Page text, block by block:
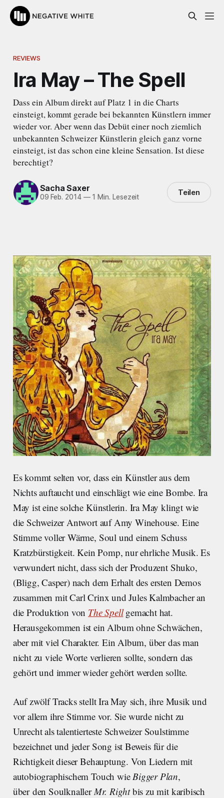
REVIEWS
Ira May – The Spell
Dass ein Album direkt auf Platz 1 in die Charts
einsteigt, kommt gerade bei bekannten Künstlern immer
wieder vor. Aber wenn das Debüt einer noch ziemlich
unbekannten Schweizer Künstlerin gleich ganz vorne
einsteigt, ist das schon eine kleine Sensation. Ist diese
berechtigt?
Sacha Saxer
09 Feb. 2014 —1 Min. Lesezeit Teilen
Es kommt selten vor, dass ein Künstler aus dem
Nichts auftaucht und einschlägt wie eine Bombe. Ira
May ist eine solche Künstlerin. Ira May klingt wie
die Schweizer Antwort auf Amy Winehouse. Eine
Stimme voller Wärme, Soul und einem Schuss
Kratzbürstigkeit. Kein Pomp, nur ehrliche Musik. Es
verwundert nicht, dass sich der Produzent Shuko,
(Bligg, Casper) nach dem Erhalt des ersten Demos
zusammen mit Carl Crinx und Jules Kalmbacher an
die Produktion von The Spellgemacht hat.
Herausgekommen ist ein Album ohne Schwächen,
aber mit viel Charakter. Ein Album, über das man
nicht zu viele Worte verlieren sollte, sondern das
gehört und immer wieder gehört werden sollte.
Auf zwölf Tracks stellt Ira May sich, ihre Musik und
vor allem ihre Stimme vor. Sie wurde nicht zu
Unrecht als talentierteste Schweizer Soulstimme
bezeichnet und jeder Song ist Beweis für die
Richtigkeit dieser Behauptung. Von Liedern mit
autobiographischem Touch wie Bigger Plan,
über den Soulknaller Mr. Rightbis zu mit karibisch